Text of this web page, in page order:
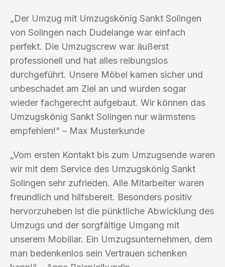
„Der Umzug mit Umzugskönig Sankt Solingen
von Solingen nach Dudelange war einfach
perfekt. Die Umzugscrew war äußerst
professionell und hat alles reibungslos
durchgeführt. Unsere Möbel kamen sicher und
unbeschadet am Ziel an und wurden sogar
wieder fachgerecht aufgebaut. Wir können das
Umzugskönig Sankt Solingen nur wärmstens
empfehlen!“ – Max Musterkunde
„Vom ersten Kontakt bis zum Umzugsende waren
wir mit dem Service des Umzugskönig Sankt
Solingen sehr zufrieden. Alle Mitarbeiter waren
freundlich und hilfsbereit. Besonders positiv
hervorzuheben ist die pünktliche Abwicklung des
Umzugs und der sorgfältige Umgang mit
unserem Mobiliar. Ein Umzugsunternehmen, dem
man bedenkenlos sein Vertrauen schenken